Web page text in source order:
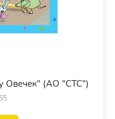
Овечек" (АО "СТС")